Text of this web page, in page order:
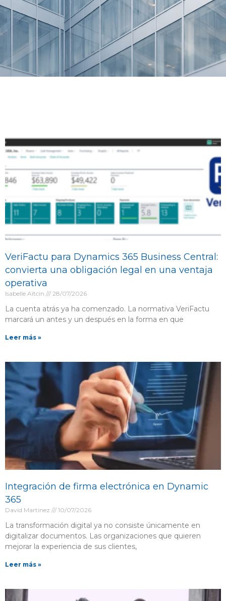
VeriFactu para Dynamics 365 Business Central:
convierta una obligación legal en una ventaja
operativa
Isabelle Aïtcin 28/07/2026
La cuenta atrás ya ha comenzado. La normativa VeriFactu
marcará un antes y un después en la forma en que
Leer más »
Integración de firma electrónica en Dynamic
365
David Martinez 10/07/2026
La transformación digital ya no consiste únicamente en
digitalizar documentos. Las organizaciones que quieren
mejorar la experiencia de sus clientes,
Leer más »